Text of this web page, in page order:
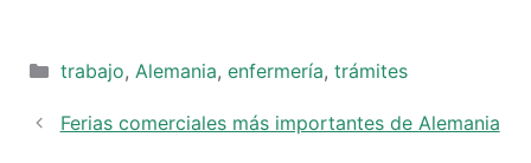
Categorías
trabajo, Alemania, enfermería, trámites
Ferias comerciales más importantes de Alemania